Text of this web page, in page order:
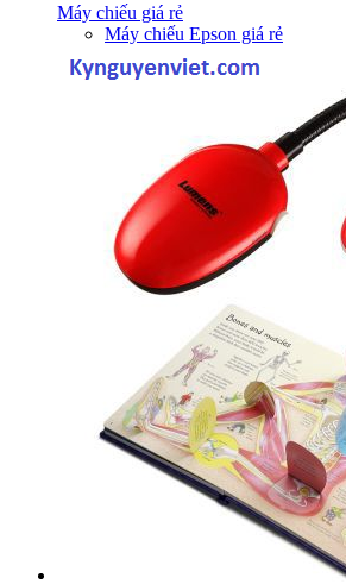
Máy chiếu giá rẻ
Máy chiếu Epson giá rẻ